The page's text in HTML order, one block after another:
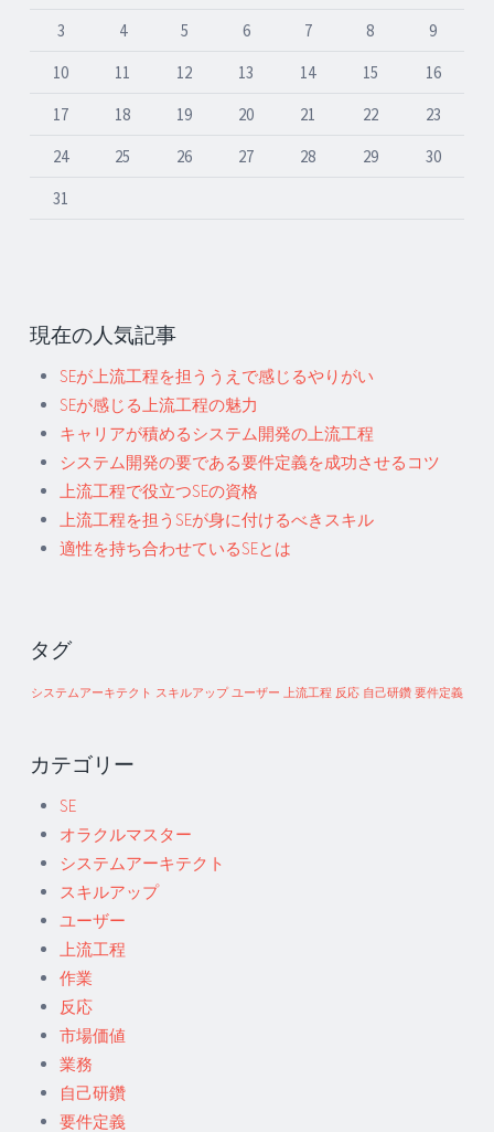
3
4 5 6 7 8
9
10
11 12 13 14 15
16
17
18 19 20 21 22
23
24
25 26 27 28 29
30
31
現在の人気記事
SEが上流工程を担ううえで感じるやりがい
SEが感じる上流工程の魅力
キャリアが積めるシステム開発の上流工程
システム開発の要である要件定義を成功させるコツ
上流工程で役立つSEの資格
上流工程を担うSEが身に付けるべきスキル
適性を持ち合わせているSEとは
タグ
システムアーキテクト スキルアップ ユーザー 上流工程 反応 自己研鑽 要件定義
カテゴリー
SE
オラクルマスター
システムアーキテクト
スキルアップ
ユーザー
上流工程
作業
反応
市場価値
業務
自己研鑽
要件定義